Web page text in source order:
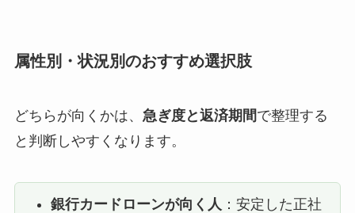
属性別・状況別のおすすめ選択肢
どちらが向くかは、 急ぎ度と返済期間で整理する
と判断しやすくなります。
銀行カードローンが向く人 ：安定した正社